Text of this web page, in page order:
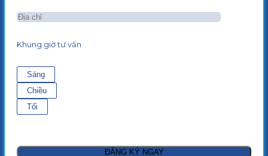
Khung giờ tư vấn
Sáng
Chiều
Tối